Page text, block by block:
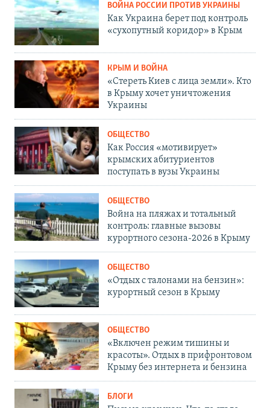
ВОЙНА РОССИИ ПРОТИВ УКРАИНЫ
Как Украина берет под контроль
«сухопутный коридор» в Крым
КРЫМ И ВОЙНА
«Стереть Киев с лица земли». Кто
в Крыму хочет уничтожения
Украины
ОБЩЕСТВО
Как Россия «мотивирует»
крымских абитуриентов
поступать в вузы Украины
ОБЩЕСТВО
Война на пляжах и тотальный
контроль: главные вызовы
курортного сезона-2026 в Крыму
ОБЩЕСТВО
«Отдых с талонами на бензин»:
курортный сезон в Крыму
ОБЩЕСТВО
«Включен режим тишины и
красоты». Отдых в прифронтовом
Крыму без интернета и бензина
БЛОГИ